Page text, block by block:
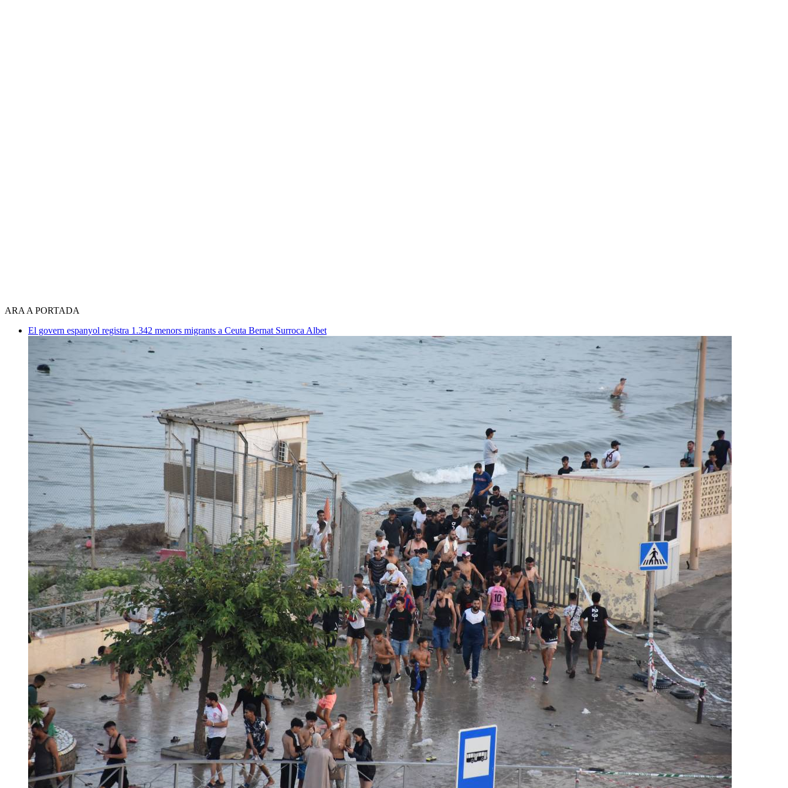
ARA A PORTADA
El govern espanyol registra 1.342 menors migrants a Ceuta Bernat Surroca Albet